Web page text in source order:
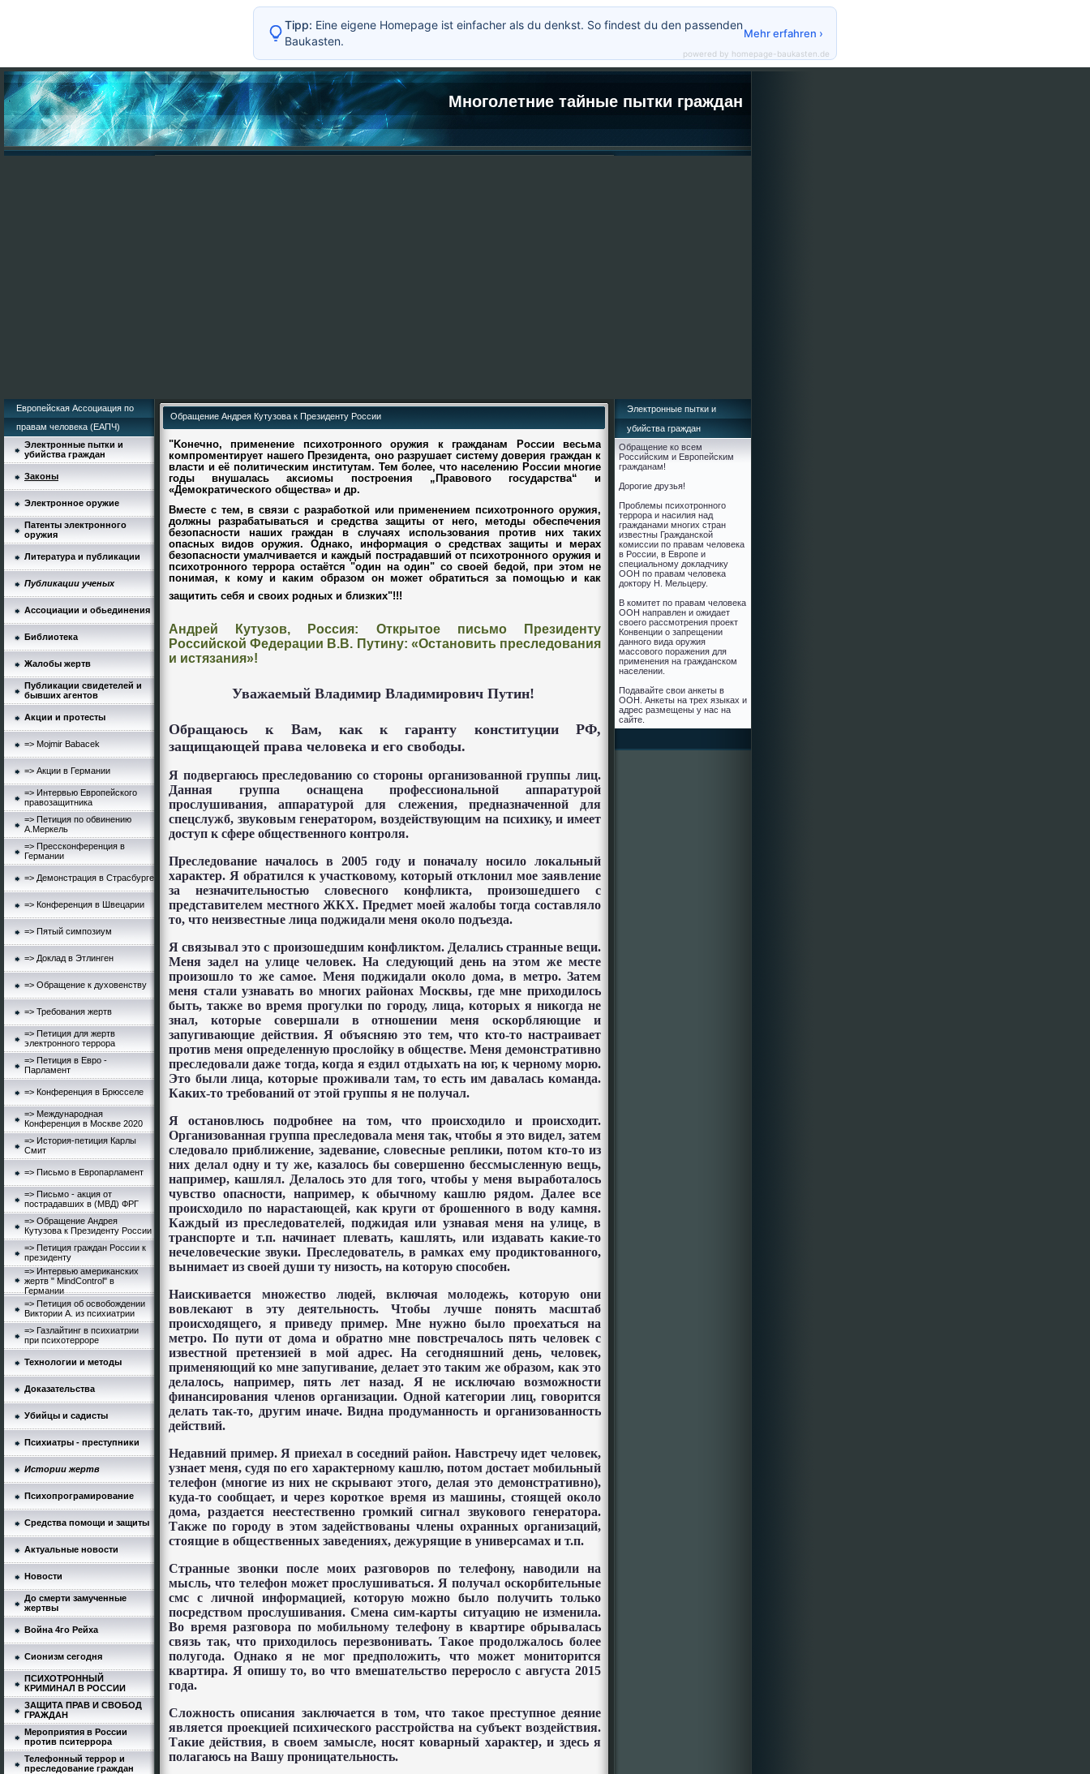
Многолетние тайные пытки граждан
Европейская Ассоциация по
правам человека (ЕАПЧ)
Электронные пытки и
убийства граждан
Законы
Электронное оружие
Патенты электронного
оружия
Литература и публикации
Публикации ученых
Ассоциации и обьединения
Библиотека
Жалобы жертв
Публикации свидетелей и
бывших агентов
Акции и протесты
=> Mojmir Babacek
=> Акции в Германии
=> Интервью Европейского
правозащитника
=> Петиция по обвинению
А.Меркель
=> Прессконференция в
Германии
=> Демонстрация в Страсбурге
=> Конференция в Швецарии
=> Пятый симпозиум
=> Доклад в Этлинген
=> Обращение к духовенству
=> Требования жертв
=> Петиция для жертв
электронного террора
=> Петиция в Евро -
Парламент
=> Конференция в Брюсселе
=> Международная
Конференция в Москве 2020
=> История-петиция Карлы
Смит
=> Письмо в Европарламент
=> Письмо - акция от
пострадавших в (МВД) ФРГ
=> Обращение Андрея
Кутузова к Президенту России
=> Петиция граждан России к
президенту
=> Интервью американских
жертв " MindControl" в
Германии
=> Петиция об освобождении
Виктории А. из психиатрии
=> Газлайтинг в психиатрии
при психотерроре
Технологии и методы
Доказательства
Убийцы и садисты
Психиатры - преступники
Истории жертв
Психопрограмирование
Средства помощи и защиты
Актуальные новости
Новости
До смерти замученные
жертвы
Война 4го Рейха
Сионизм сегодня
ПСИХОТРОННЫЙ
КРИМИНАЛ В РОССИИ
ЗАЩИТА ПРАВ И СВОБОД
ГРАЖДАН
Мероприятия в России
против пситеррора
Телефонный террор и
преследование граждан
Обращение Андрея Кутузова к Президенту России
"Kонечно, применение психотронного оружия к гражданам России весьма
компроментирует нашего Президента, оно разрушает систему доверия граждан к
власти и её политическим институтам. Тем более, что населению России многие
годы внушалась аксиомы построения „Правового государства“ и
«Демократического общества» и др.
Вместе с тем, в связи с разработкой или применением психотронного оружия,
должны разрабатываться и средства защиты от него, методы обеспечения
безопасности наших граждан в случаях использования против них таких
опасных видов оружия. Однако, информация о средствах защиты и мерах
безопасности умалчивается и каждый пострадавший от психотронного оружия и
психотронного террора остаётся "один на один" со своей бедой, при этом не
понимая, к кому и каким образом он может обратиться за помощью и как
защитить себя и своих родных и близких"!!!
Андрей Кутузов, Россия: Открытое письмо Президенту
Российской Федерации В.В. Путину: «Остановить преследования
и истязания»!
Уважаемый Владимир Владимирович Путин!
Обращаюсь к Вам, как к гаранту конституции РФ,
защищающей права человека и его свободы.
Я подвергаюсь преследованию со стороны организованной группы лиц.
Данная группа оснащена профессиональной аппаратурой
прослушивания, аппаратурой для слежения, предназначенной для
спецслужб, звуковым генератором, воздействующим на психику, и имеет
доступ к сфере общественного контроля.
Преследование началось в 2005 году и поначалу носило локальный
характер. Я обратился к участковому, который отклонил мое заявление
за незначительностью словесного конфликта, произошедшего с
представителем местного ЖКХ. Предмет моей жалобы тогда составляло
то, что неизвестные лица поджидали меня около подъезда.
Я связывал это с произошедшим конфликтом. Делались странные вещи.
Меня задел на улице человек. На следующий день на этом же месте
произошло то же самое. Меня поджидали около дома, в метро. Затем
меня стали узнавать во многих районах Москвы, где мне приходилось
быть, также во время прогулки по городу, лица, которых я никогда не
знал, которые совершали в отношении меня оскорбляющие и
запугивающие действия. Я объясняю это тем, что кто-то настраивает
против меня определенную прослойку в обществе. Меня демонстративно
преследовали даже тогда, когда я ездил отдыхать на юг, к черному морю.
Это были лица, которые проживали там, то есть им давалась команда.
Каких-то требований от этой группы я не получал.
Я остановлюсь подробнее на том, что происходило и происходит.
Организованная группа преследовала меня так, чтобы я это видел, затем
следовало приближение, задевание, словесные реплики, потом кто-то из
них делал одну и ту же, казалось бы совершенно бессмысленную вещь,
например, кашлял. Делалось это для того, чтобы у меня выработалось
чувство опасности, например, к обычному кашлю рядом. Далее все
происходило по нарастающей, как круги от брошенного в воду камня.
Каждый из преследователей, поджидая или узнавая меня на улице, в
транспорте и т.п. начинает плевать, кашлять, или издавать какие-то
нечеловеческие звуки. Преследователь, в рамках ему продиктованного,
вынимает из своей души ту низость, на которую способен.
Наискивается множество людей, включая молодежь, которую они
вовлекают в эту деятельность. Чтобы лучше понять масштаб
происходящего, я приведу пример. Мне нужно было проехаться на
метро. По пути от дома и обратно мне повстречалось пять человек с
известной претензией в мой адрес. На сегодняшний день, человек,
применяющий ко мне запугивание, делает это таким же образом, как это
делалось, например, пять лет назад. Я не исключаю возможности
финансирования членов организации. Одной категории лиц, говорится
делать так-то, другим иначе. Видна продуманность и организованность
действий.
Недавний пример. Я приехал в соседний район. Навстречу идет человек,
узнает меня, судя по его характерному кашлю, потом достает мобильный
телефон (многие из них не скрывают этого, делая это демонстративно),
куда-то сообщает, и через короткое время из машины, стоящей около
дома, раздается неестественно громкий сигнал звукового генератора.
Также по городу в этом задействованы члены охранных организаций,
стоящие в общественных заведениях, дежурящие в универсамах и т.п.
Странные звонки после моих разговоров по телефону, наводили на
мысль, что телефон может прослушиваться. Я получал оскорбительные
смс с личной информацией, которую можно было получить только
посредством прослушивания. Смена сим-карты ситуацию не изменила.
Во время разговора по мобильному телефону в квартире обрывалась
связь так, что приходилось перезвонивать. Такое продолжалось более
полугода. Однако я не мог предположить, что может мониторится
квартира. Я опишу то, во что вмешательство переросло с августа 2015
года.
Сложность описания заключается в том, что такое преступное деяние
является проекцией психического расстройства на субъект воздействия.
Такие действия, в своем замысле, носят коварный характер, и здесь я
полагаюсь на Вашу проницательность.
Электронные пытки и
убийства граждан
Обращение ко всем
Российским и Европейским
гражданам!
Дорогие друзья!
Проблемы психотронного
террора и насилия над
гражданами многих стран
известны Гражданской
комиссии по правам человека
в России, в Европе и
cпециальному докладчику
ООН по правам человека
доктору Н. Мельцеру.
В комитет по правам человека
ООН направлен и ожидает
своего рассмотрения проект
Конвенции о запрещении
данного вида оружия
массового поражения для
применения на гражданском
населении.
Подавайте свои анкеты в
ООН. Анкеты на трех языках и
адрес размещены у нас на
сайте.
Tipp: Eine eigene Homepage ist einfacher als du denkst. So findest du den passenden
Baukasten.
Mehr erfahren ›
powered by homepage-baukasten.de